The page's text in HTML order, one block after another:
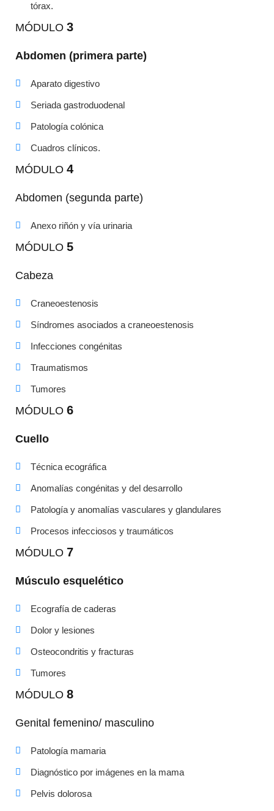
tórax.
MÓDULO 3
Abdomen (primera parte)
Aparato digestivo
Seriada gastroduodenal
Patología colónica
Cuadros clínicos.
MÓDULO 4
Abdomen (segunda parte)
Anexo riñón y vía urinaria
MÓDULO 5
Cabeza
Craneoestenosis
Síndromes asociados a craneoestenosis
Infecciones congénitas
Traumatismos
Tumores
MÓDULO 6
Cuello
Técnica ecográfica
Anomalías congénitas y del desarrollo
Patología y anomalías vasculares y glandulares
Procesos infecciosos y traumáticos
MÓDULO 7
Músculo esquelético
Ecografía de caderas
Dolor y lesiones
Osteocondritis y fracturas
Tumores
MÓDULO 8
Genital femenino/ masculino
Patología mamaria
Diagnóstico por imágenes en la mama
Pelvis dolorosa